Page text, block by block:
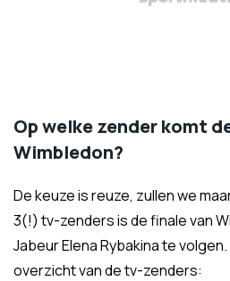
Op welke zender komt
Wimbledon?
De keuze is reuze, zullen we
3(!) tv-zenders is de finale van
Jabeur Elena Rybakina te
overzicht van de tv-zenders: